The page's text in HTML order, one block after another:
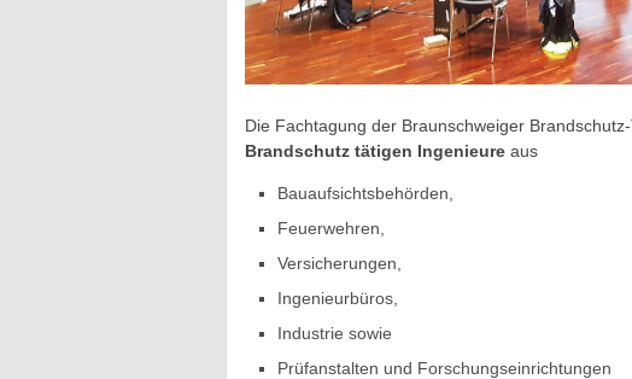
Die Fachtagung der Braunschweiger
Brandschutz tätigen Ingenieure aus
Bauaufsichtsbehörden,
Feuerwehren,
Versicherungen,
Ingenieurbüros,
Industrie sowie
Prüfanstalten und Forschungseinrichtungen